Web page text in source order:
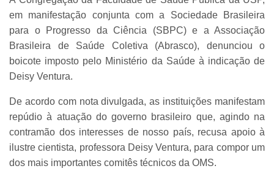
em manifestação conjunta com a Sociedade Brasileira
para o Progresso da Ciência (SBPC) e a Associação
Brasileira de Saúde Coletiva (Abrasco), denunciou o
boicote imposto pelo Ministério da Saúde à indicação de
Deisy Ventura.
De acordo com nota divulgada, as instituições manifestam
repúdio à atuação do governo brasileiro que, agindo na
contramão dos interesses de nosso país, recusa apoio à
ilustre cientista, professora Deisy Ventura, para compor um
dos mais importantes comitês técnicos da OMS.